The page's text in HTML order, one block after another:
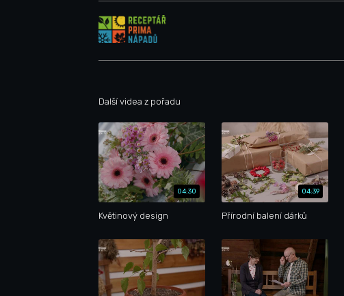
Další videa z pořadu
04:30
Květinový design
04:39
Přírodní balení dárků